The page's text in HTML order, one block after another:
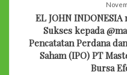
EL JOHN
Sukses kepada
Pencatatan Perdana
Saham (IPO) PT
Bursa